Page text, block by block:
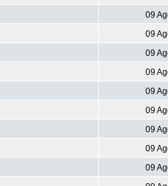
09
09
09
09
09
09
09
09
09